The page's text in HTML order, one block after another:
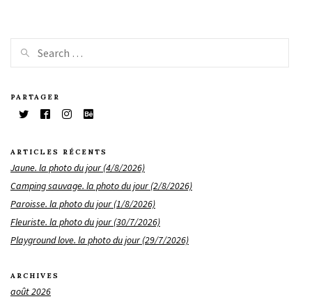
PARTAGER
ARTICLES RÉCENTS
Jaune. la photo du jour (4/8/2026)
Camping sauvage. la photo du jour (2/8/2026)
Paroisse. la photo du jour (1/8/2026)
Fleuriste. la photo du jour (30/7/2026)
Playground love. la photo du jour (29/7/2026)
ARCHIVES
août 2026